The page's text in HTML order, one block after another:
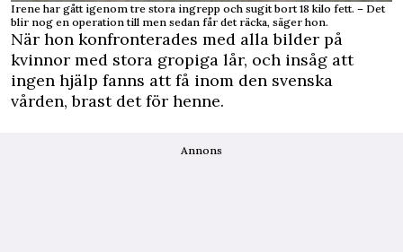
Irene har gått igenom tre stora ingrepp och sugit bort 18 kilo fett. – Det
blir nog en operation till men sedan får det räcka, säger hon.
När hon konfronterades med alla bilder på
kvinnor med stora gropiga lår, och insåg att
ingen hjälp fanns att få inom den svenska
vården, brast det för henne.
Annons